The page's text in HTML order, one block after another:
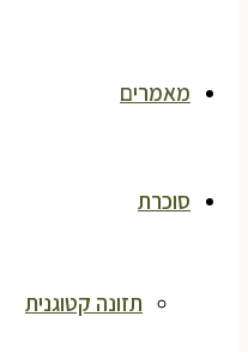
מאמרים
סוכרת
תזונה קטוגנית